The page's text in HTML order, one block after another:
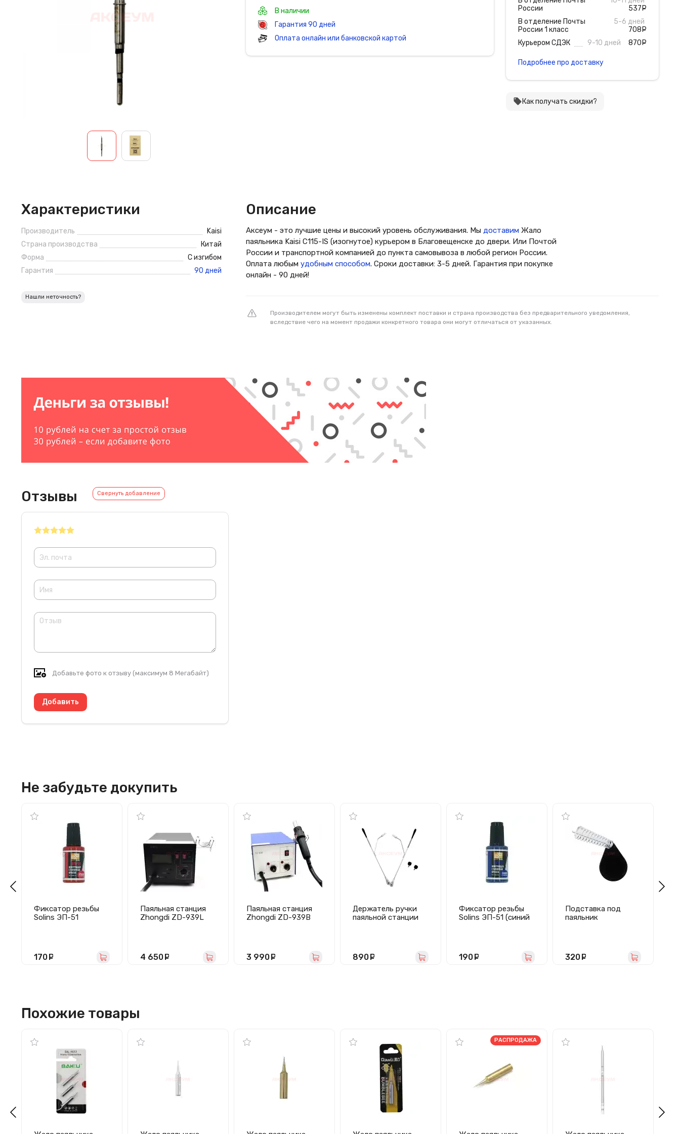
В наличии
Гарантия 90 дней
Оплата онлайн или банковской картой
России
537
В отделение Почты
России 1 класс
5-6 дней
708
Курьером СДЭК
9-10 дней 870
Подробнее про доставку
local_offerКак получать скидки?
Характеристики
Производитель
Kaisi
Страна производства
Китай
Форма
С изгибом
Гарантия
90 дней
Нашли неточность?
Описание
Аксеум - это лучшие цены и высокий уровень обслуживания. Мы доставимЖало
паяльника Kaisi C115-IS (изогнутое) курьером в Благовещенске до двери. Или Почтой
России и транспортной компанией до пункта самовывоза в любой регион России.
Оплата любым удобным способом. Сроки доставки: 3-5 дней. Гарантия при покупке
онлайн - 90 дней!
Производителем могут быть изменены комплект поставки и страна производства без предварительного уведомления,
вследствие чего на момент продажи конкретного товара они могут отличаться от указанных.
Отзывы Свернуть добавление
Добавьте фото к отзыву (максимум 8 Мегабайт)
Не забудьте докупить
Фиксатор резьбы
Solins ЭП-51
170
Паяльная станция
Zhongdi ZD-939L
4 650 руб.
Паяльная станция
Zhongdi ZD-939B
3 990 руб.
Держатель ручки
паяльной станции
890
Фиксатор резьбы
Solins ЭП-51 (синий
190
Подставка под
паяльник
320
Похожие товары
РАСПРОДАЖА